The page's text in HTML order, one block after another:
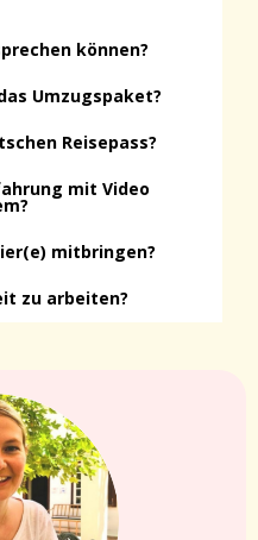
können?
Umzugspaket?
Reisepass?
mit Video
mitbringen?
zu arbeiten?